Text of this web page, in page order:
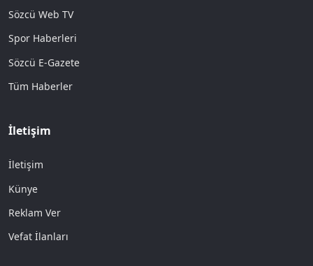
Sözcü Web TV
Spor Haberleri
Sözcü E-Gazete
Tüm Haberler
İletişim
İletişim
Künye
Reklam Ver
Vefat İlanları